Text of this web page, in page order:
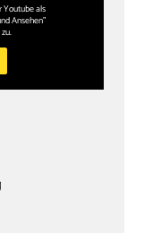
Youtube als
Ansehen"